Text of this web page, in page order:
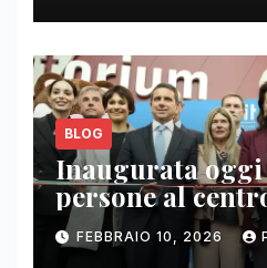
BLOG
Inaugurata oggi
persone al
contenuti,
FEBBRAIO 10, 2026